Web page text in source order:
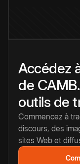
Accédez
de
outils de
Commencez à
discours, des
sites Web et